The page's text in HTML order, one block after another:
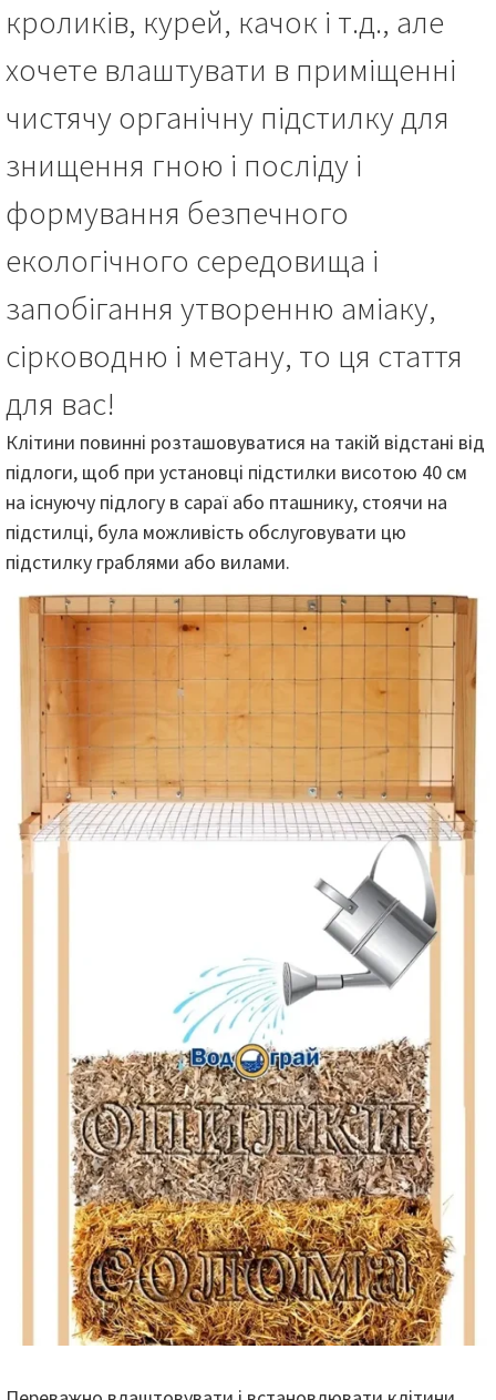
кроликів, курей, качок і т.д., але
хочете влаштувати в приміщенні
чистячу органічну підстилку для
знищення гною і посліду і
формування безпечного
екологічного середовища і
запобігання утворенню аміаку,
сірководню і метану, то ця стаття
для вас!
Клітини повинні розташовуватися на такій відстані від
підлоги, щоб при установці підстилки висотою 40 см
на існуючу підлогу в сараї або пташнику, стоячи на
підстилці, була можливість обслуговувати цю
підстилку граблями або вилами.